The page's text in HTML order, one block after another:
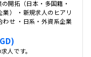
の開拓（日本・多国籍・
） ・新規求人のヒアリ
わせ ・日系・外資系企業
人です。